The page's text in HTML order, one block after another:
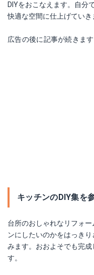
DIYをおこなえます。自分
快適な空間に仕上げていき
広告の後に記事が続きます
キッチンのDIY集を
台所のおしゃれなリフォ
ンにしたいのかをはっき
みます。おおよそでも完
す。